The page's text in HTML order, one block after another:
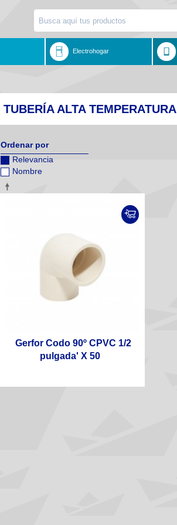
Electrohogar
TUBERÍA ALTA TEMPERATURA
Ordenar por
Relevancia
Nombre
Gerfor Codo 90º CPVC 1/2
pulgada' X 50